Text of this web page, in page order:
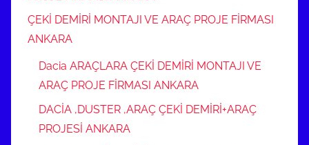
ÇEKİ DEMİRİ MONTAJI VE ARAÇ PROJE FİRMASI
ANKARA
Dacia ARAÇLARA ÇEKİ DEMİRİ MONTAJI VE
ARAÇ PROJE FİRMASI ANKARA
DACİA ,DUSTER ,ARAÇ ÇEKİ DEMİRİ+ARAÇ
PROJESİ ANKARA